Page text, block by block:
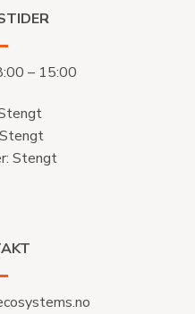
– 15:00
Stengt